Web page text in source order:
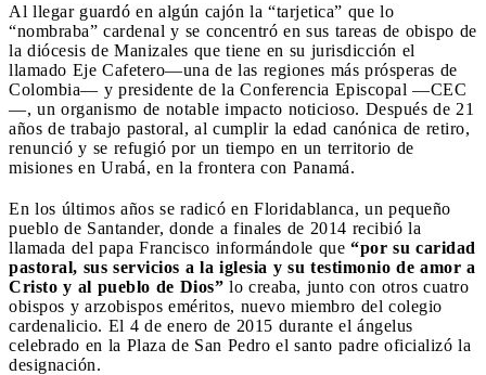
Al llegar guardó en algún cajón la “tarjetica” que lo
“nombraba” cardenal y se concentró en sus tareas de obispo de
la diócesis de Manizales que tiene en su jurisdicción el
llamado Eje Cafetero—una de las regiones más prósperas de
Colombia— y presidente de la Conferencia Episcopal —CEC
—, un organismo de notable impacto noticioso. Después de 21
años de trabajo pastoral, al cumplir la edad canónica de retiro,
renunció y se refugió por un tiempo en un territorio de
misiones en Urabá, en la frontera con Panamá.
En los últimos años se radicó en Floridablanca, un pequeño
pueblo de Santander, donde a finales de 2014 recibió la
llamada del papa Francisco informándole que “por su caridad
pastoral, sus servicios a la iglesia y su testimonio de amor a
Cristo y al pueblo de Dios” lo creaba, junto con otros cuatro
obispos y arzobispos eméritos, nuevo miembro del colegio
cardenalicio. El 4 de enero de 2015 durante el ángelus
celebrado en la Plaza de San Pedro el santo padre oficializó la
designación.